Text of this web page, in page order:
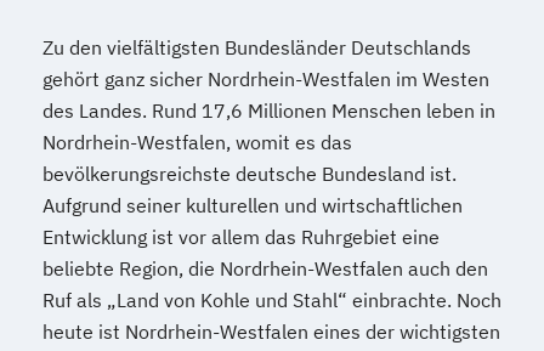
Zu den vielfältigsten Bundesländer Deutschlands
gehört ganz sicher Nordrhein-Westfalen im Westen
des Landes. Rund 17,6 Millionen Menschen leben in
Nordrhein-Westfalen, womit es das
bevölkerungsreichste deutsche Bundesland ist.
Aufgrund seiner kulturellen und wirtschaftlichen
Entwicklung ist vor allem das Ruhrgebiet eine
beliebte Region, die Nordrhein-Westfalen auch den
Ruf als „Land von Kohle und Stahl“ einbrachte. Noch
heute ist Nordrhein-Westfalen eines der wichtigsten